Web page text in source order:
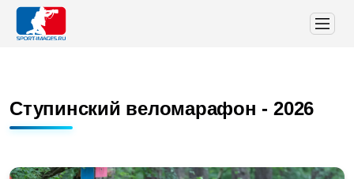
Ступинский веломарафон - 2026